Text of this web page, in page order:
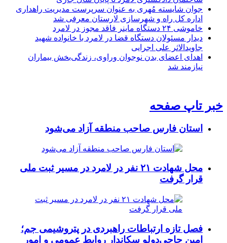
جوان شایسته مُهری به عنوان سرپرست مدیریت راهداری
اداره کل راه و شهرسازی لارستان معرفی شد
خاموشی ۲۴ دستگاه ماینر فاقد مجوز در لامرد
دیدار مسئولان دستگاه قضا در لامرد با خانواده شهید
جاویدالاثر علی اجرایی
اهدای اعضای بدن نوجوان وراوی، زندگی‌بخش بیماران
نیازمند شد
خبر تاپ صفحه
استان فارس صاحب منطقه آزاد می‌شود
محل شهادت ۲۱ نفر در لامرد در مسیر ثبت ملی
قرار گرفت
فصل تازه ارتباطات راهبردی در پتروشیمی جم؛
امین حاجی‌دولو سکاندار روابط عمومی و امور